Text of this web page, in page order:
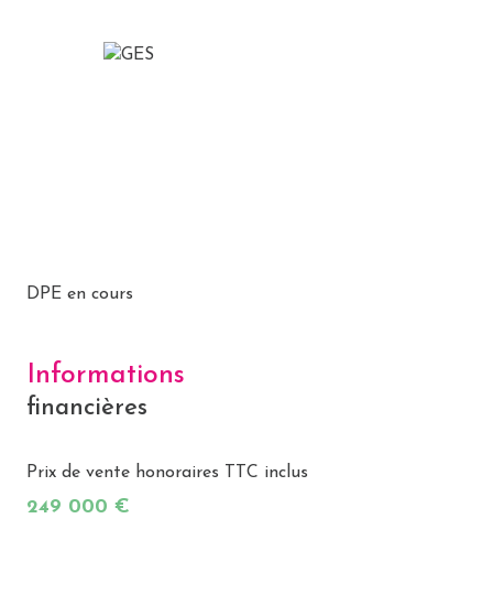
DPE en cours
Informations
financières
Prix de vente honoraires TTC inclus
249 000 €